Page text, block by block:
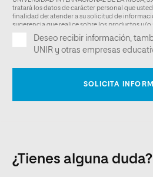
¿Tienes alguna duda?